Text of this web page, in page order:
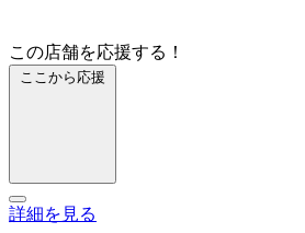
この店舗を応援する！
ここから応援
詳細を見る